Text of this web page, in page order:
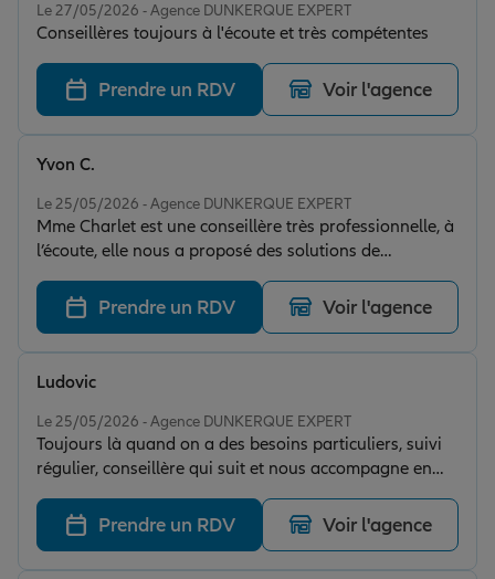
Le 27/05/2026 - Agence DUNKERQUE EXPERT
Conseillères toujours à l'écoute et très compétentes
Prendre un RDV Voir l'agence
Le 25/05/2026 - Agence DUNKERQUE EXPERT
Mme Charlet est une conseillère très professionnelle, à
l’écoute, elle nous a proposé des solutions de
placement qui correspondent à notre situation et à nos
besoin, qu’aucune banque ne nous a proposés avant
elle. Elle a une bonne connaissance des produits et de
la fiscalité.
Yvon C.
Prendre un RDV Voir l'agence
Le 25/05/2026 - Agence DUNKERQUE EXPERT
Toujours là quand on a des besoins particuliers, suivi
régulier, conseillère qui suit et nous accompagne en
fonction de nos évolutions je recommande vivement.
Ludovic
Prendre un RDV Voir l'agence